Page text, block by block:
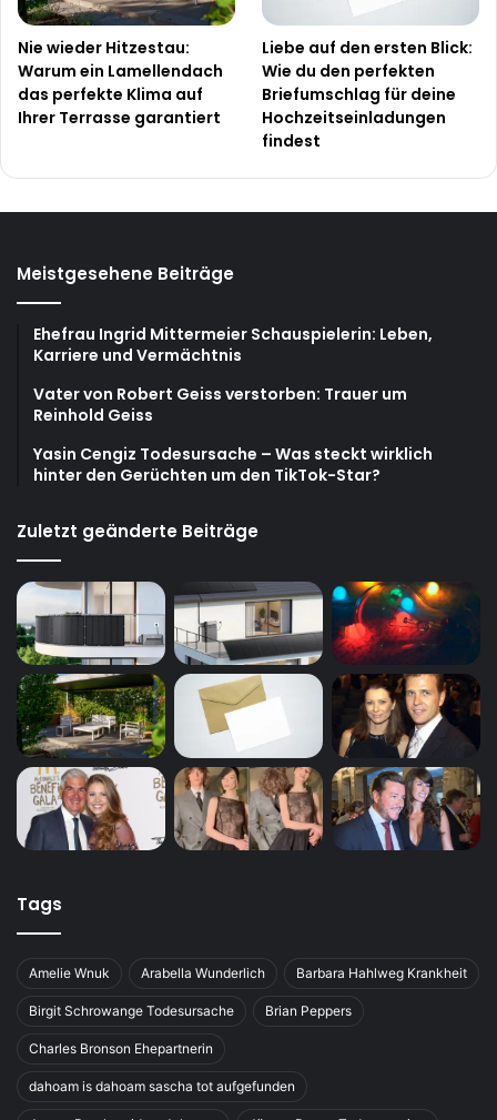
Nie wieder Hitzestau:
Warum ein Lamellendach
das perfekte Klima auf
Ihrer Terrasse garantiert
Liebe auf den ersten Blick:
Wie du den perfekten
Briefumschlag für deine
Hochzeitseinladungen
findest
Meistgesehene Beiträge
Ehefrau Ingrid Mittermeier Schauspielerin: Leben,
Karriere und Vermächtnis
Vater von Robert Geiss verstorben: Trauer um
Reinhold Geiss
Yasin Cengiz Todesursache – Was steckt wirklich
hinter den Gerüchten um den TikTok-Star?
Zuletzt geänderte Beiträge
Tags
Amelie Wnuk Arabella Wunderlich Barbara Hahlweg Krankheit
Birgit Schrowange Todesursache Brian Peppers
Charles Bronson Ehepartnerin
dahoam is dahoam sascha tot aufgefunden